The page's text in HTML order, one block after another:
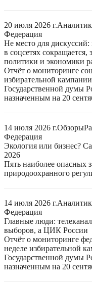
20 июля 2026 г.
Федерация
Не место для дискуссий:
в соцсетях
политики и экономики
Отчёт о мониторинге
избирательной
Государственной думы
назначенным на 20
14 июля 2026 г.Обзоры
Федерация
Экология или бизнес?
2026
Пять наиболее опасных
природоохранного
14 июля 2026 г.
Федерация
Главные люди:
выборов, а ЦИК России
Отчёт о мониторинге
неделе избирательной
Государственной думы
назначенным на 20